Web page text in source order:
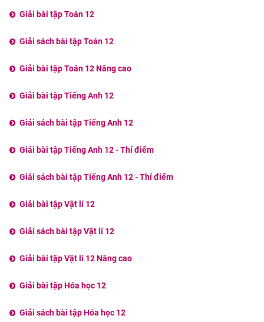
Giải bài tập Toán 12
Giải sách bài tập Toán 12
Giải bài tập Toán 12 Nâng cao
Giải bài tập Tiếng Anh 12
Giải sách bài tập Tiếng Anh 12
Giải bài tập Tiếng Anh 12 - Thí điểm
Giải sách bài tập Tiếng Anh 12 - Thí điểm
Giải bài tập Vật lí 12
Giải sách bài tập Vật lí 12
Giải bài tập Vật lí 12 Nâng cao
Giải bài tập Hóa học 12
Giải sách bài tập Hóa học 12